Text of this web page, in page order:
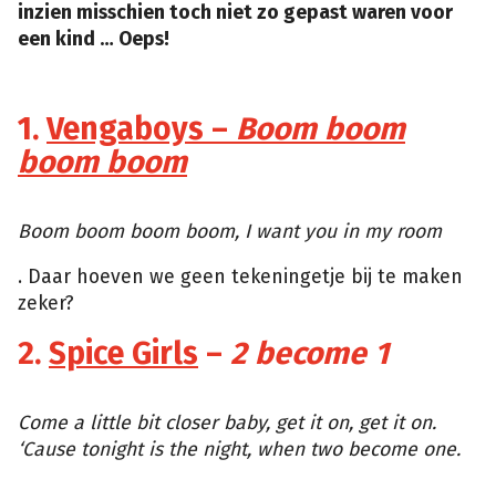
inzien misschien toch niet zo gepast waren voor
een kind … Oeps!
1.Vengaboys – Boom boom
boom boom
Boom boom boom boom, I want you in my room
. Daar hoeven we geen tekeningetje bij te maken
zeker?
2. Spice Girls – 2 become 1
Come a little bit closer baby, get it on, get it on.
‘Cause tonight is the night, when two become one.